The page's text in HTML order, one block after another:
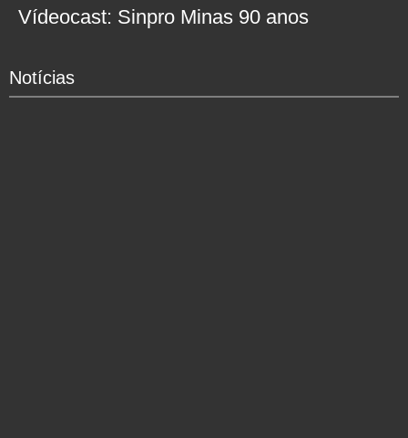
Vídeocast: Sinpro Minas 90 anos
Notícias